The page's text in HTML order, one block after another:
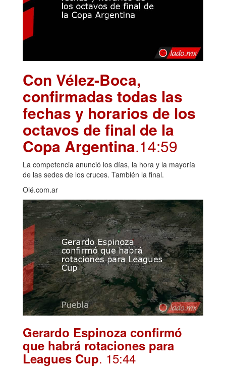
Con Vélez-Boca,
confirmadas todas las
fechas y horarios de los
octavos de final de la
Copa Argentina.14:59
La competencia anunció los días, la hora y la mayoría
de las sedes de los cruces. También la final.
Olé.com.ar
Gerardo Espinoza confirmó
que habrá rotaciones para
Leagues Cup. 15:44